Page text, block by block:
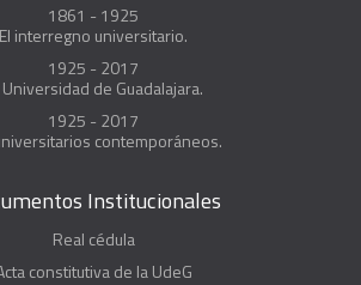
1861 - 1925
El interregno universitario.
1925 - 2017
Universidad de Guadalajara.
1925 - 2017
contemporáneos.
Institucionales
Real cédula
constitutiva de la UdeG